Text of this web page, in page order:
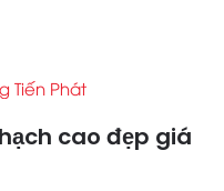
Tiến Phát
cao đẹp giá